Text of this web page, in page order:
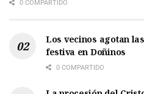
0 COMPARTIDO
Los vecinos agotan
festiva en Doñinos
0 COMPARTIDO